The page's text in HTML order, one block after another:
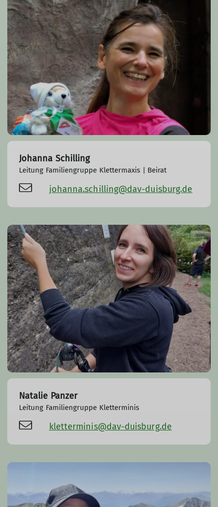
Johanna Schilling
Leitung Familiengruppe Klettermaxis | Beirat
johanna.schilling@dav-duisburg.de
Natalie Panzer
Leitung Familiengruppe Kletterminis
kletterminis@dav-duisburg.de